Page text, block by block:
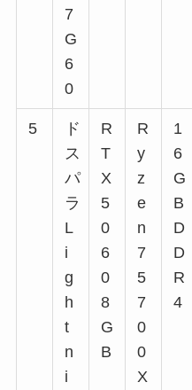
7
G
6
0
5
ド
ス
パ
ラ
L
i
g
h
t
n
i
R
T
X
5
0
6
0
8
G
B
R
y
z
e
n
7
5
7
0
0
X
1
6
G
B
D
D
R
4